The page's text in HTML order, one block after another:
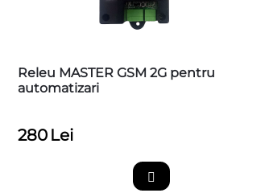
Releu MASTER GSM 2G pentru
automatizari
280 Lei